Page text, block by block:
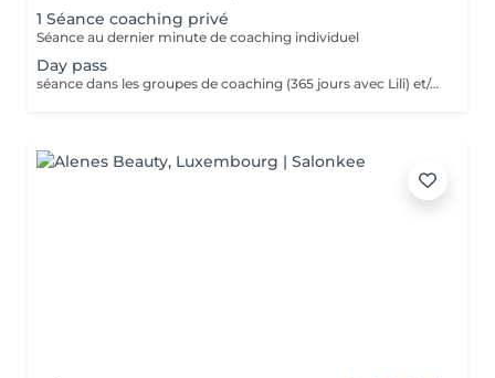
1 Séance coaching privé
Séance au dernier minute de coaching individuel
Day pass
séance dans les groupes de coaching (365 jours avec Lili) et/ou cours collectifs Pas valable pour coaching privé !!!! Day pass